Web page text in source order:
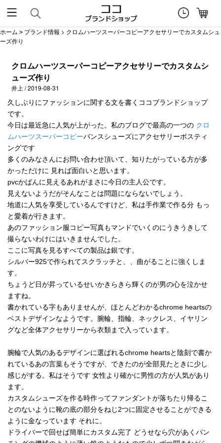
ホーム > ブランド情報 > クロムハーツスーパーコピーアクセサリーでカスタムシュ
ーズ作り
クロムハーツスーパーコピーアクセサリーでカスタムシ
ューズ作り
井上 / 2019-08-31
久しぶりにファッションに関する文を書くココブランドショップ
です。
今日は最近急に人気が上がった。私のブログで最高の一つの クロ
ムハーツスーパーコピーバンスシューズにアクセサリーポスティ
ングです
多くのみなさんにお問い合わせ頂いて、知りたがっている方が多
かっただけに 見れば面白いと思います。
pvcかばんに見えるあれがまさに今日の主人公です。
見えないようだがそんなことは問題にならないでしょう。
地道に人気を享受しているんですけど、私は手作業で作る分 もっ
と愛着が行きます。
あのファッション服コピー写真もマンドでいくのにうきうきして
撮らないわけにはいきませんでした。
ここに写真を見るすべての製品は銀です。
シルバー925で作られてスクラッチと、、曲がることに強くしま
す。
ちょうど日が昇っているせいかきらきら輝くのが男の心を泣かせ
ますね。
書かれている字もありませんが、ほとんどわかるchrome heartsの
ベストデザインなようです。腕輪、指輪、ネックレス、イヤリン
グなど全体アクセサリーから衣類まで入っています。
腕輪で人気のあるデザインに選ばれるchrome heartsと陰刻で書か
れているあの言葉もそうですが、できたのが全部見たときに少し
感じがする。私はそうです 女性より確かに男性の方が人気があり
ます。
カスタムシューズを作る時作ってファンダントが落ちたり帰るこ
とのないように靴の底の部分をねじ2つに固定させることができる
ように金なっています それに。
ドライバーで回せば簡単にカスタム完了 どうせなら穴があくパン